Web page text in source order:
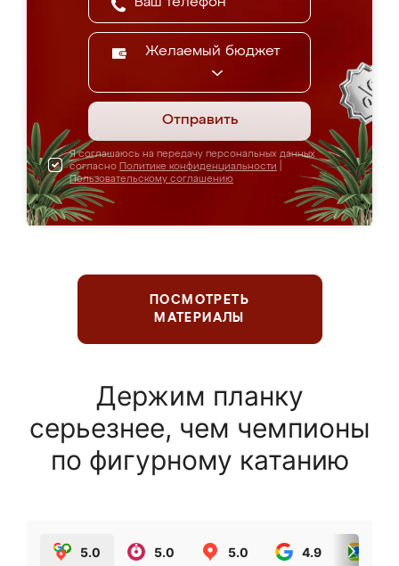
Желаемый бюджет
Отправить
Я соглашаюсь на передачу персональных данных
согласно Политике конфиденциальности
Пользовательскому соглашению
ПОСМОТРЕТЬ
МАТЕРИАЛЫ
Держим планку
серьезнее, чем чемпионы
по фигурному катанию
5.0 5.0 5.0 4.9